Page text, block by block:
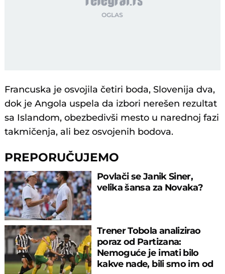
Francuska je osvojila četiri boda, Slovenija dva,
dok je Angola uspela da izbori nerešen rezultat
sa Islandom, obezbedivši mesto u narednoj fazi
takmičenja, ali bez osvojenih bodova.
PREPORUČUJEMO
Povlači se Janik Siner,
velika šansa za Novaka?
Trener Tobola analizirao
poraz od Partizana:
Nemoguće je imati bilo
kakve nade, bili smo im od